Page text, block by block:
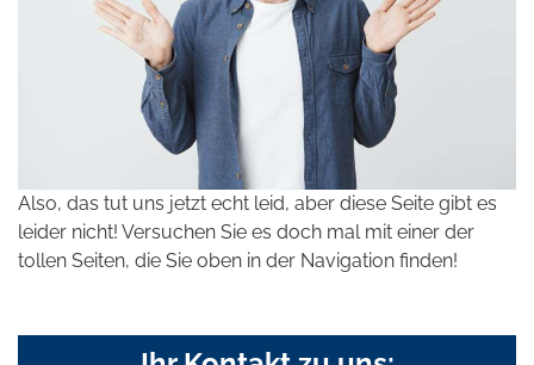
Also, das tut uns jetzt echt leid, aber diese Seite gibt es
leider nicht! Versuchen Sie es doch mal mit einer der
tollen Seiten, die Sie oben in der Navigation finden!